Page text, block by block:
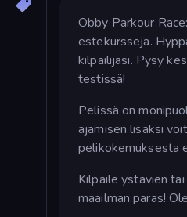
Obby Parkour
estekursseja.
kilpailijasi. Pysy
testissä!
Pelissä on
ajamisen lisäksi
pelikokemuksesta
Kilpaile ystävien
maailman paras!